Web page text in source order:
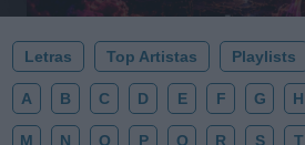
Letras Top Artistas Playlists
A B C D E F G H
M N O P Q R S T